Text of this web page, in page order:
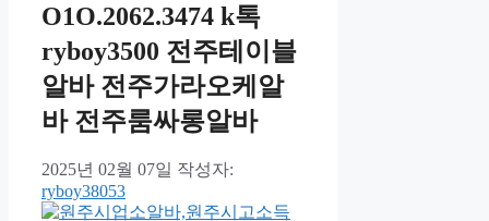
O1O.2062.3474 k톡
ryboy3500 전주테이블
알바 전주가라오케알
바 전주룸싸롱알바
2025년 02월 07일 작성자:
ryboy38053